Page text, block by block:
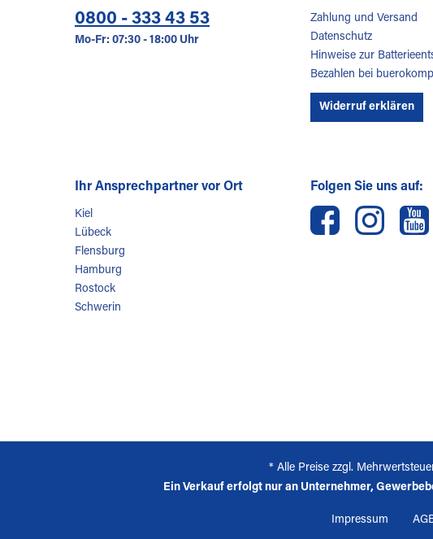
0800 - 333 43 53
Mo-Fr: 07:30 - 18:00 Uhr
Zahlung und Versand
Datenschutz
Hinweise zur
Bezahlen bei
Widerruf erklären
Ihr Ansprechpartner vor Ort
Kiel
Lübeck
Flensburg
Hamburg
Rostock
Schwerin
Folgen Sie uns auf:
* Alle Preise zzgl.
Ein Verkauf erfolgt nur an Unternehmer,
Impressum